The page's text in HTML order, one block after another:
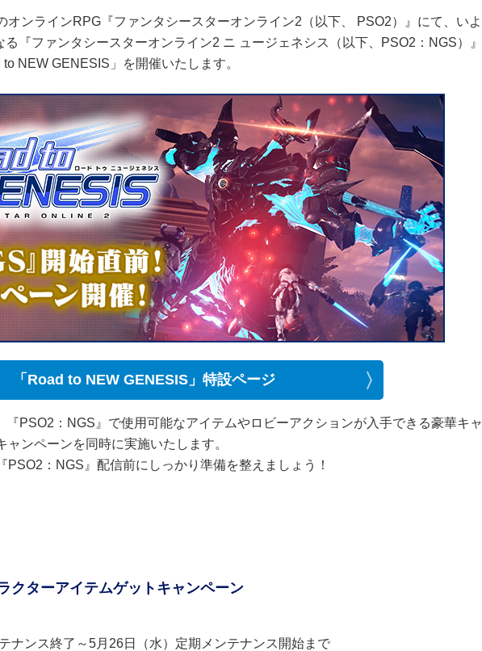
オンラインRPG『ファンタシースターオンライン2（以下、 PSO2）』にて、いよ
『ファンタシースターオンライン2 ニ ュージェネシス（以下、PSO2：NGS）』
NEW GENESIS」を開催いたします。
「Road to NEW GENESIS」特設ページ
『PSO2：NGS』で使用可能なアイテムやロビーアクションが入手できる豪華キャ
ンペーンを同時に実施いたします。
：NGS』配信前にしっかり準備を整えましょう！
クターアイテムゲットキャンペーン
ナンス終了～5月26日（水）定期メンテナンス開始まで